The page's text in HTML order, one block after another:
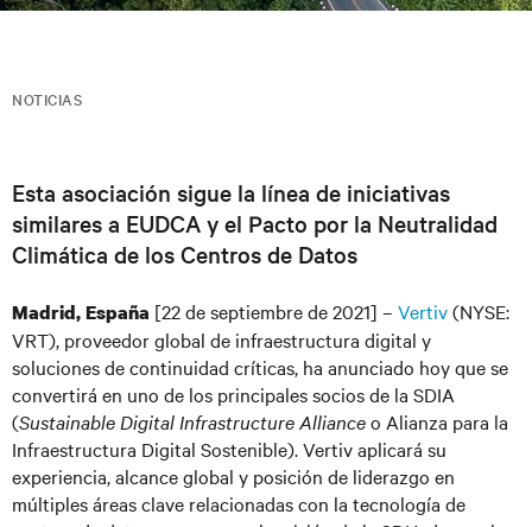
NOTICIAS
Esta asociación sigue la línea de iniciativas
similares a EUDCA y el Pacto por la Neutralidad
Climática de los Centros de Datos
Madrid, España [22 de septiembre de 2021] – Vertiv(NYSE:
VRT), proveedor global de infraestructura digital y
soluciones de continuidad críticas, ha anunciado hoy que se
convertirá en uno de los principales socios de la SDIA
(Sustainable Digital Infrastructure Allianceo Alianza para la
Infraestructura Digital Sostenible). Vertiv aplicará su
experiencia, alcance global y posición de liderazgo en
múltiples áreas clave relacionadas con la tecnología de